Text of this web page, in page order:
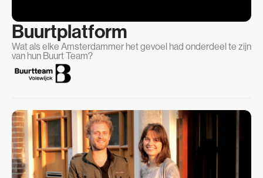
Buurtplatform
Wat als elke Amsterdammer het gevoel had onderdeel te zijn
van hun Buurt Team?